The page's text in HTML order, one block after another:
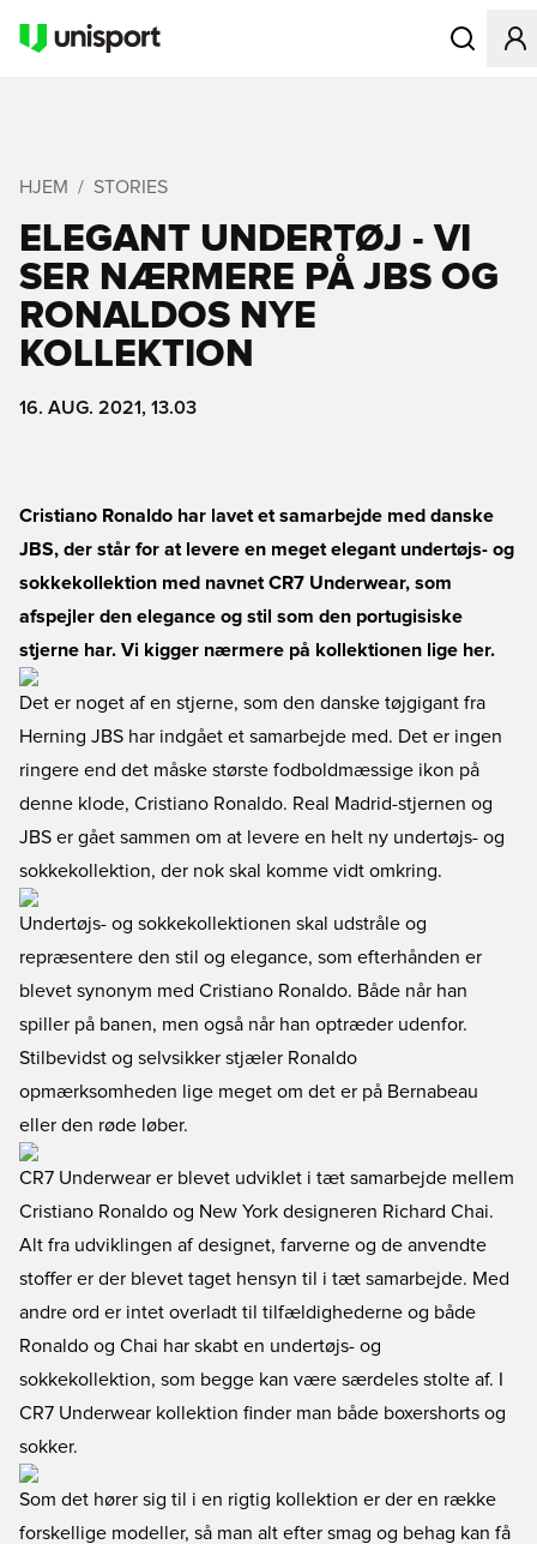
Åbner en
HJEM STORIES
ELEGANT UNDERTØJ - VI
SER NÆRMERE PÅ JBS OG
RONALDOS NYE
KOLLEKTION
16. AUG. 2021, 13.03
Cristiano Ronaldo har lavet et samarbejde med danske
JBS, der står for at levere en meget elegant undertøjs- og
sokkekollektion med navnet CR7 Underwear, som
afspejler den elegance og stil som den portugisiske
stjerne har. Vi kigger nærmere på kollektionen lige her.
Det er noget af en stjerne, som den danske tøjgigant fra
Herning JBS har indgået et samarbejde med. Det er ingen
ringere end det måske største fodboldmæssige ikon på
denne klode, Cristiano Ronaldo. Real Madrid-stjernen og
JBS er gået sammen om at levere en helt ny undertøjs- og
sokkekollektion, der nok skal komme vidt omkring.
Undertøjs- og sokkekollektionen skal udstråle og
repræsentere den stil og elegance, som efterhånden er
blevet synonym med Cristiano Ronaldo. Både når han
spiller på banen, men også når han optræder udenfor.
Stilbevidst og selvsikker stjæler Ronaldo
opmærksomheden lige meget om det er på Bernabeau
eller den røde løber.
CR7 Underwear er blevet udviklet i tæt samarbejde mellem
Cristiano Ronaldo og New York designeren Richard Chai.
Alt fra udviklingen af designet, farverne og de anvendte
stoffer er der blevet taget hensyn til i tæt samarbejde. Med
andre ord er intet overladt til tilfældighederne og både
Ronaldo og Chai har skabt en undertøjs- og
sokkekollektion, som begge kan være særdeles stolte af. I
CR7 Underwear kollektion finder man både boxershorts og
sokker.
Som det hører sig til i en rigtig kollektion er der en række
forskellige modeller, så man alt efter smag og behag kan få